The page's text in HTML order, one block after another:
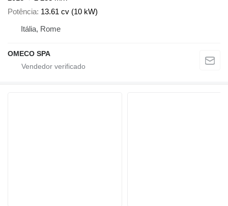
Potência 13.61 cv (10 kW)
Itália, Rome
OMECO SPA